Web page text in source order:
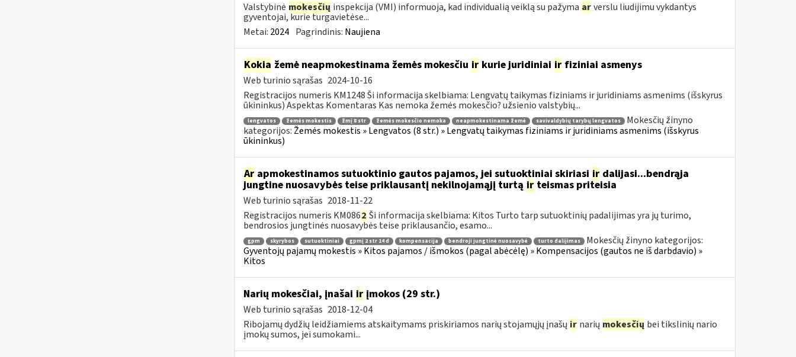
Valstybinė mokesčių inspekcija (VMI) informuoja, kad individualią veiklą su pažyma ar verslu liudijimu vykdantys
gyventojai, kurie turgavietėse...
Metai: 2024 Pagrindinis: Naujiena
Kokia žemė neapmokestinama žemės mokesčiu irkurie juridiniai irfiziniai asmenys
Web turinio sąrašas 2024-10-16
Registracijos numeris KM1248 Ši informacija skelbiama: Lengvatų taikymas fiziniams ir juridiniams asmenims (išskyrus
ūkininkus) Aspektas Komentaras Kas nemoka žemės mokesčio? užsienio valstybių...
lengvatos žemės mokestis žmį 8 str žemės mokesčio nemoka neapmokestinama žemė savivaldybių tarybų lengvatos
Mokesčių žinyno
kategorijos: Žemės mokestis » Lengvatos (8 str.) » Lengvatų taikymas fiziniams ir juridiniams asmenims (išskyrus
ūkininkus)
Arapmokestinamos sutuoktinio gautos pajamos, jei sutuoktiniai skiriasi irdalijasi...bendrąja
jungtine nuosavybės teise priklausantį nekilnojamąjį turtą irteismas priteisia
Web turinio sąrašas 2018-11-22
Registracijos numeris KM0862 Ši informacija skelbiama: Kitos Turto tarp sutuoktinių padalijimas yra jų turimo,
bendrosios jungtinės nuosavybės teise priklausančio, esamo...
gpm skyrybos sutuoktiniai gpmį 2 str 14 d kompensacija bendroji jungtinė nuosavybė turto dalijimas
Mokesčių žinyno kategorijos:
Gyventojų pajamų mokestis » Kitos pajamos / išmokos (pagal abėcėlę) » Kompensacijos (gautos ne iš darbdavio) »
Kitos
Narių mokesčiai, įnašai irįmokos (29 str.)
Web turinio sąrašas 2018-12-04
Ribojamų dydžių leidžiamiems atskaitymams priskiriamos narių stojamųjų įnašų ir narių mokesčių bei tikslinių nario
įmokų sumos, jei sumokami...